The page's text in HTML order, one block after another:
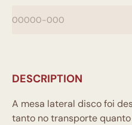
DESCRIPTION
A mesa lateral disco foi
tanto no transporte